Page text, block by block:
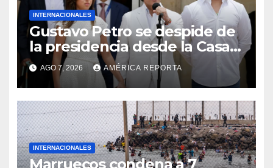
INTERNACIONALES
Gustavo Petro se despide de
la presidencia desde la Casa
de Nariño
AGO 7, 2026 AMÉRICA REPORTA
INTERNACIONALES
Marruecos condena a 7